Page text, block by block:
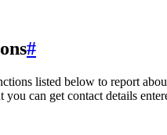
#
listed below to report
can get contact details